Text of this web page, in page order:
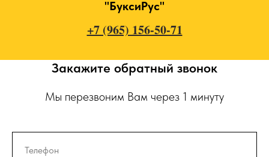
"БуксиРус"
+7 (965) 156-50-71
Закажите обратный звонок
Мы перезвоним Вам через 1 минуту